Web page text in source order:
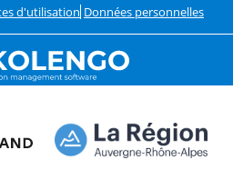
d'utilisation Données personnelles